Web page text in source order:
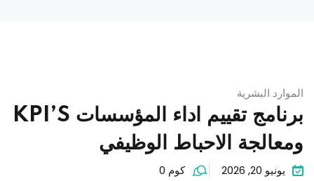
الموارد البشرية
برنامج تقييم اداء المؤسسات KPI’S
ومعالجة الاحباط الوظيفي
يونيو 20, 2026 كوم 0